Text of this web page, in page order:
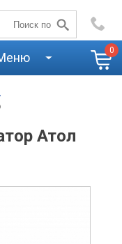
59-58-00
0
Атол